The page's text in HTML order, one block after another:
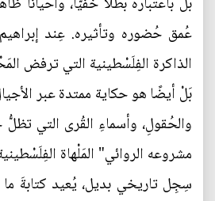
عُمق حُضوره وتأثيره. عِند
الذاكرة الفِلَسْطينية التي ترفض
بَلْ أيضًا هو حكاية ممتدة عبر
والحُقولِ، وأسماءِ القُرى التي
مشروعه الروائي" المَلْهاة
سِجِل تاريخي بديل، يُعيد كتابةَ